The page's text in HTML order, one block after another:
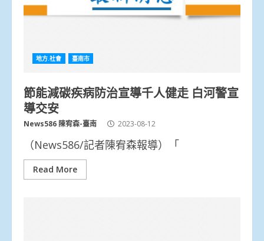
地方.社會 臺南市
節能減碳疾病防治宣導千人健走 白河警宣
導交安
News586 陳宥森-臺南 2023-08-12
（News586/記者陳宥森報導）「
Read More